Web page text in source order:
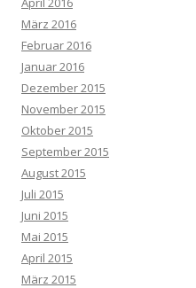
März 2016
Februar 2016
Januar 2016
Dezember 2015
November 2015
Oktober 2015
September 2015
August 2015
Juli 2015
Juni 2015
Mai 2015
April 2015
März 2015